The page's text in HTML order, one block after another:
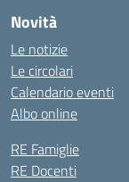
Novità
Le notizie
Le circolari
Calendario eventi
Albo online
RE Famiglie
RE Docenti